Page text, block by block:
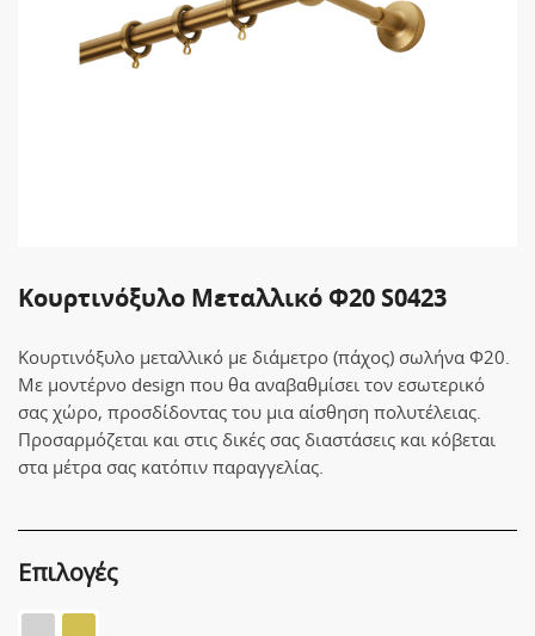
Κουρτινόξυλο Μεταλλικό Φ20 S0423
Κουρτινόξυλο μεταλλικό με διάμετρο (πάχος) σωλήνα Φ20.
Με μοντέρνο design που θα αναβαθμίσει τον εσωτερικό
σας χώρο, προσδίδοντας του μια αίσθηση πολυτέλειας.
Προσαρμόζεται και στις δικές σας διαστάσεις και κόβεται
στα μέτρα σας κατόπιν παραγγελίας.
Επιλογές